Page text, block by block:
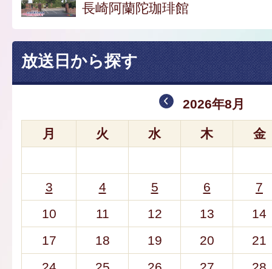
長崎阿蘭陀珈琲館
放送日から探す
2026年8月
月 火 水 木 金
3 4 5 6
7
10
11 12 13
14
17
18 19 20
21